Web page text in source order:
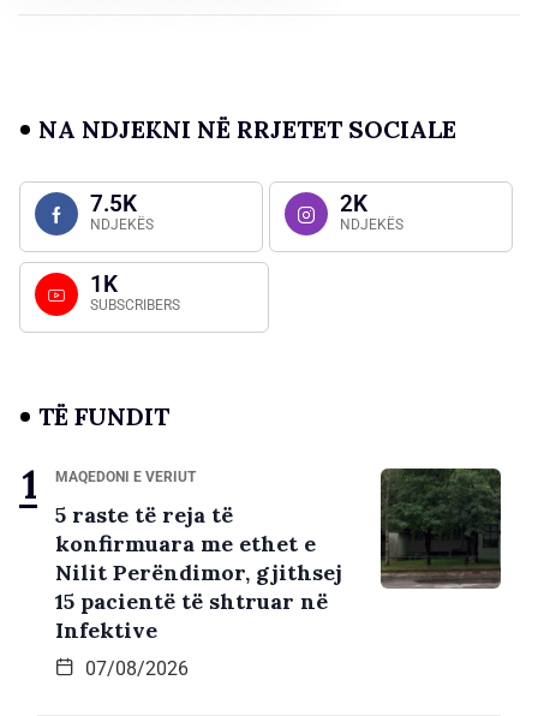
NA NDJEKNI NË RRJETET SOCIALE
7.5K
NDJEKËS
2K
NDJEKËS
1K
SUBSCRIBERS
TË FUNDIT
MAQEDONI E VERIUT
5 raste të reja të
konfirmuara me ethet e
Nilit Perëndimor, gjithsej
15 pacientë të shtruar në
Infektive
07/08/2026